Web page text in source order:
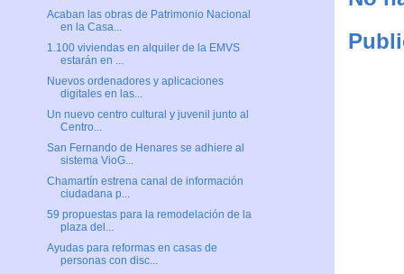
Acaban las obras de Patrimonio Nacional
en la Casa...
1.100 viviendas en alquiler de la EMVS
estarán en ...
Nuevos ordenadores y aplicaciones
digitales en las...
Un nuevo centro cultural y juvenil junto al
Centro...
San Fernando de Henares se adhiere al
sistema VioG...
Chamartín estrena canal de información
ciudadana p...
59 propuestas para la remodelación de la
plaza del...
Ayudas para reformas en casas de
personas con disc...